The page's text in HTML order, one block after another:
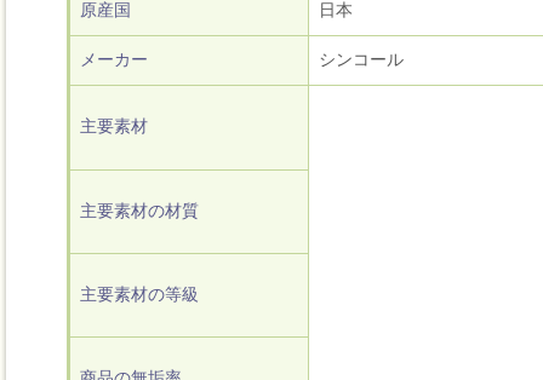
原産国 日本
メーカー シンコール
主要素材
主要素材の材質
主要素材の等級